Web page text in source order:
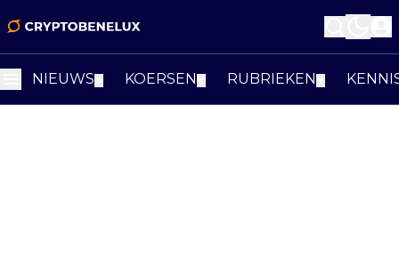
NIEUWS KOERSEN RUBRIEKEN